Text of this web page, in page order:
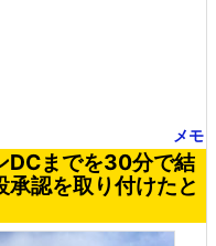
メモ
DCまでを30分で結
認を取り付けたと